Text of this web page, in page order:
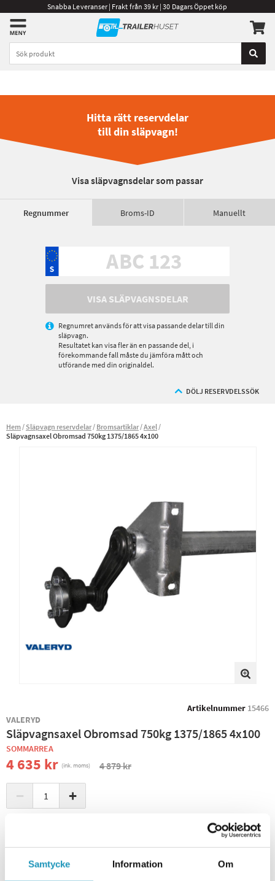
Samtycke Information Om
Snabba Leveranser | Frakt från 39 kr | 30 Dagars Öppet köp
Hitta rätt reservdelar
till din släpvagn!
Visa släpvagnsdelar som passar
Regnummer Broms-ID Manuellt
VISA SLÄPVAGNSDELAR
Regnumret används för att visa passande delar till din
släpvagn.
Resultatet kan visa fler än en passande del, i
förekommande fall måste du jämföra mått och
utförande med din originaldel.
DÖLJ RESERVDELSSÖK
Hem Släpvagn reservdelar Bromsartiklar Axel
Släpvagnsaxel Obromsad 750kg 1375/1865 4x100
Artikelnummer 15466
VALERYD
Släpvagnsaxel Obromsad 750kg 1375/1865 4x100
SOMMARREA
4 635 kr (ink. moms) 4 879 kr
− +
ONLINELAGER
BESTÄLLNINGSVARA
Skickas inom 4-6 Arbetsdagar